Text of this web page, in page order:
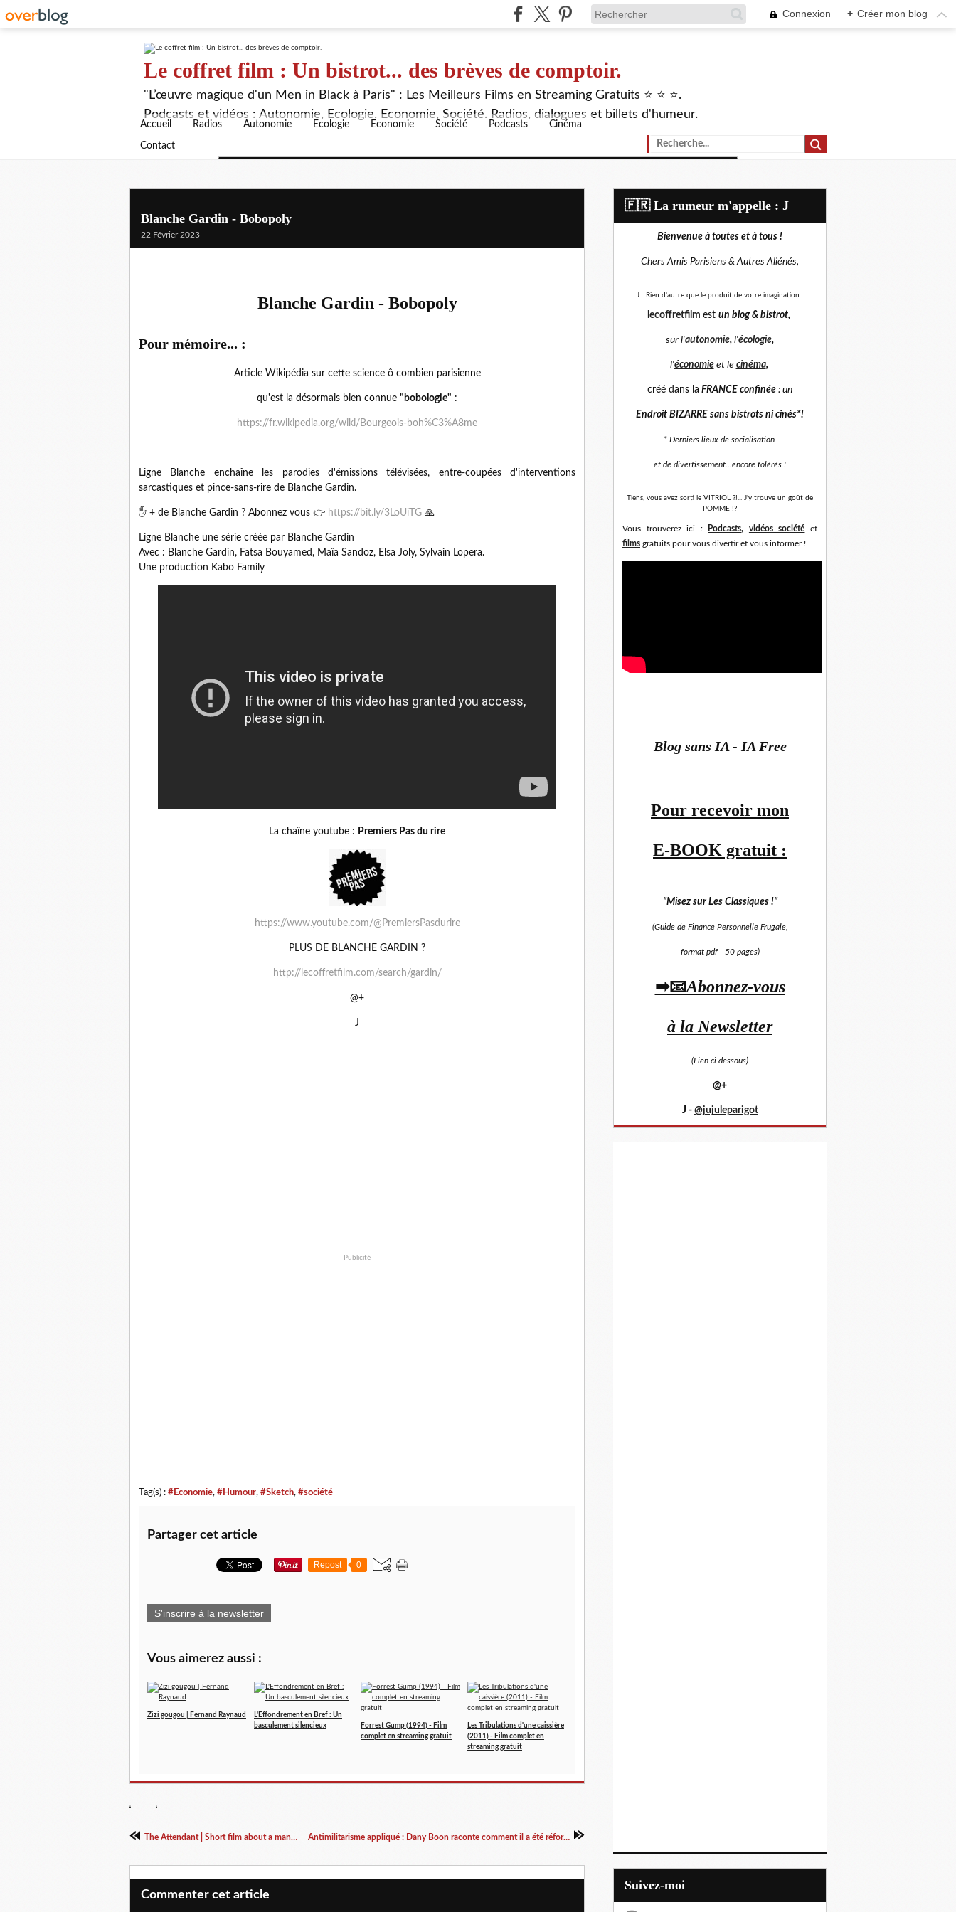
Connexion + Créer mon blog
Le coffret film : Un bistrot... des brèves de comptoir.
"L’œuvre magique d'un Men in Black à Paris" : Les Meilleurs Films en Streaming Gratuits ⭐ ⭐ ⭐.
Podcasts et vidéos : Autonomie, Ecologie, Economie, Société. Radios, dialogues et billets d'humeur.
Accueil Radios Autonomie Ecologie Economie Société Podcasts Cinéma
Contact
Blanche Gardin - Bobopoly
22 Février 2023
Blanche Gardin - Bobopoly
Pour mémoire... :
Article Wikipédia sur cette science ô combien parisienne
qu'est la désormais bien connue "bobologie" :
https://fr.wikipedia.org/wiki/Bourgeois-boh%C3%A8me
Ligne Blanche enchaîne les parodies d'émissions télévisées, entre-coupées d'interventions
sarcastiques et pince-sans-rire de Blanche Gardin.
✋ + de Blanche Gardin ? Abonnez vous 👉 https://bit.ly/3LoUiTG 🙏
Ligne Blanche une série créée par Blanche Gardin
Avec : Blanche Gardin, Fatsa Bouyamed, Maïa Sandoz, Elsa Joly, Sylvain Lopera.
Une production Kabo Family
La chaîne youtube : Premiers Pas du rire
https://www.youtube.com/@PremiersPasdurire
PLUS DE BLANCHE GARDIN ?
http://lecoffretfilm.com/search/gardin/
@+
J
Publicité
Tag(s) : #Economie, #Humour, #Sketch, #société
Partager cet article
Repost 0
S'inscrire à la newsletter
Vous aimerez aussi :
Zizi gougou | Fernand Raynaud
L'Effondrement en Bref : Un
basculement silencieux
Forrest Gump (1994) - Film
complet en streaming gratuit
Les Tribulations d'une caissière
(2011) - Film complet en
streaming gratuit
The Attendant | Short film about a man beating the system Antimilitarisme appliqué : Dany Boon raconte comment il a été réformé P5 pour le service militaire
Commenter cet article
​🇫🇷​ La rumeur m'appelle : J
Bienvenue à toutes et à tous !
Chers Amis Parisiens &Autres Aliénés,
J : Rien d'autre que le produit de votre imagination...
lecoffretfilm est un blog & bistrot,
sur l'autonomie, l'écologie,
l'économie et le cinéma,
créé dans la FRANCE confinée : un
Endroit BIZARRE sans bistrots ni cinés*!
* Derniers lieux de socialisation
et de divertissement... encore tolérés !
Tiens, vous avez sorti le VITRIOL ?!... J'y trouve un goût de
POMME !?
Vous trouverez ici : Podcasts, vidéos société et
films gratuits pour vous divertir et vous informer !
Blog sans IA - IA Free
Pour recevoir mon
E-BOOK gratuit :
"Misez sur Les Classiques !"
(Guide de Finance Personnelle Frugale,
format pdf - 50 pages)
➡📧Abonnez-vous
à la Newsletter
(Lien ci dessous)
@+
J - @jujuleparigot
Suivez-moi